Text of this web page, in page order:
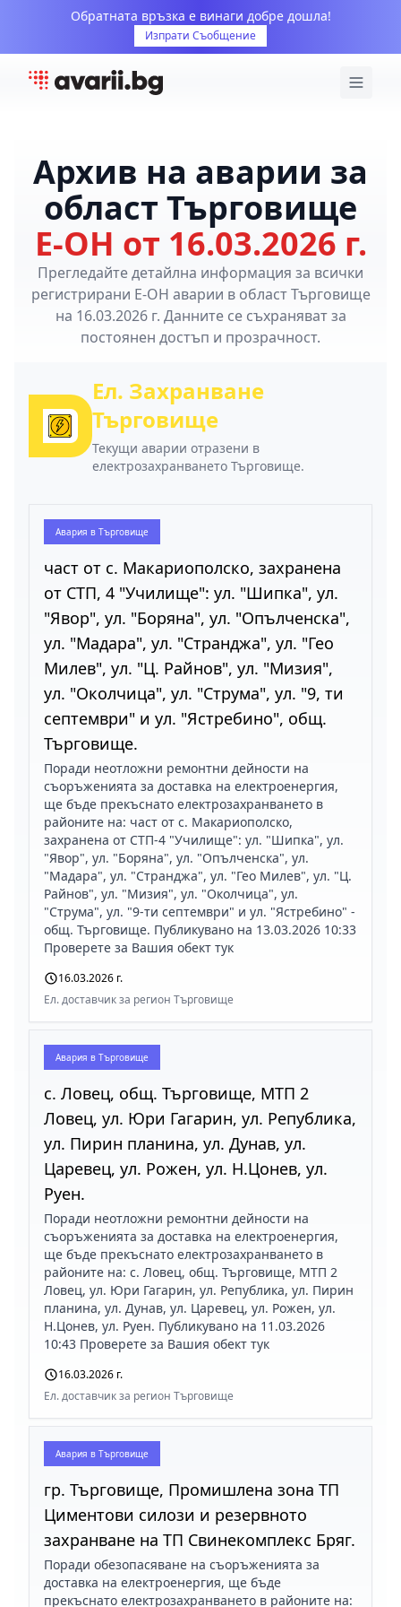
Обратната връзка е винаги добре дошла!
Изпрати Съобщение
Архив на аварии за
област Търговище
Е-ОН от 16.03.2026 г.
Прегледайте детайлна информация за всички
регистрирани Е-ОН аварии в област Търговище
на 16.03.2026 г. Данните се съхраняват за
постоянен достъп и прозрачност.
Ел. Захранване
Търговище
Текущи аварии отразени в
електрозахранването Търговище.
Авария в Търговище
част от с. Макариополско, захранена
от СТП, 4 "Училище": ул. "Шипка", ул.
"Явор", ул. "Боряна", ул. "Опълченска",
ул. "Мадара", ул. "Странджа", ул. "Гео
Милев", ул. "Ц. Райнов", ул. "Мизия",
ул. "Околчица", ул. "Струма", ул. "9, ти
септември" и ул. "Ястребино", общ.
Търговище.
Поради неотложни ремонтни дейности на
съоръженията за доставка на електроенергия,
ще бъде прекъснато електрозахранването в
районите на: част от с. Макариополско,
захранена от СТП-4 "Училище": ул. "Шипка", ул.
"Явор", ул. "Боряна", ул. "Опълченска", ул.
"Мадара", ул. "Странджа", ул. "Гео Милев", ул. "Ц.
Райнов", ул. "Мизия", ул. "Околчица", ул.
"Струма", ул. "9-ти септември" и ул. "Ястребино" -
общ. Търговище. Публикувано на 13.03.2026 10:33
Проверете за Вашия обект тук
16.03.2026 г.
Ел. доставчик за регион Търговище
Авария в Търговище
с. Ловец, общ. Търговище, МТП 2
Ловец, ул. Юри Гагарин, ул. Република,
ул. Пирин планина, ул. Дунав, ул.
Царевец, ул. Рожен, ул. Н.Цонев, ул.
Руен.
Поради неотложни ремонтни дейности на
съоръженията за доставка на електроенергия,
ще бъде прекъснато електрозахранването в
районите на: с. Ловец, общ. Търговище, МТП 2
Ловец, ул. Юри Гагарин, ул. Република, ул. Пирин
планина, ул. Дунав, ул. Царевец, ул. Рожен, ул.
Н.Цонев, ул. Руен. Публикувано на 11.03.2026
10:43 Проверете за Вашия обект тук
16.03.2026 г.
Ел. доставчик за регион Търговище
Авария в Търговище
гр. Търговище, Промишлена зона ТП
Циментови силози и резервното
захранване на ТП Свинекомплекс Бряг.
Поради обезопасяване на съоръженията за
доставка на електроенергия, ще бъде
прекъснато електрозахранването в районите на: